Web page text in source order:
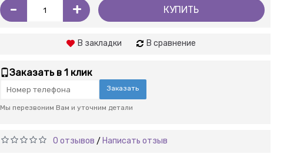
- + КУПИТЬ
В закладки В сравнение
Заказать в 1 клик
Заказать
Мы перезвоним Вам и уточним детали
0 отзывов / Написать отзыв